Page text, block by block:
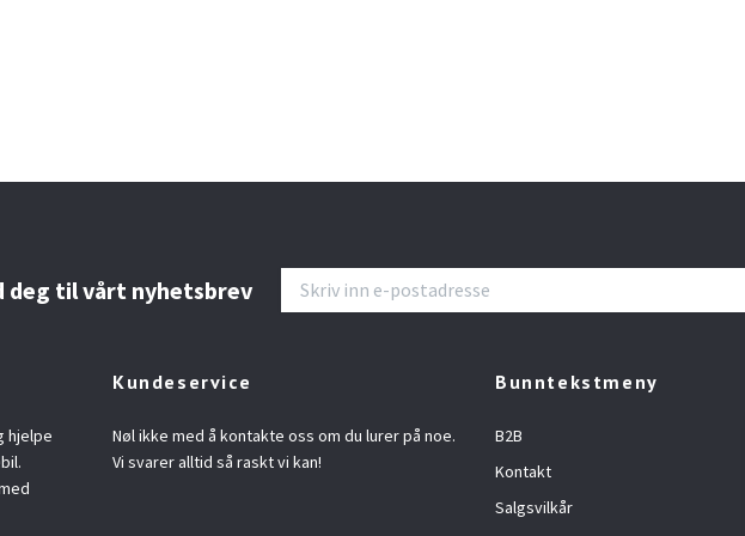
deg til vårt nyhetsbrev
hjelpe
Kundeservice
Nøl ikke med å kontakte oss om du lurer på noe.
Vi svarer alltid så raskt vi kan!
Bunntekstmeny
B2B
Kontakt
Salgsvilkår